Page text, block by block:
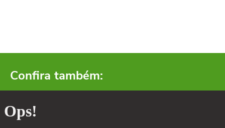
Confira também: